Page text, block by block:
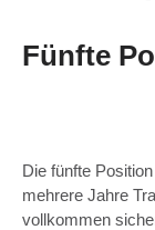
Fünfte
Die fünfte
mehrere Jahre
vollkommen